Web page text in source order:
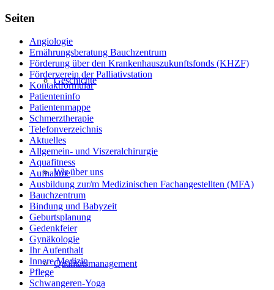
Geschichte
Wir über uns
Qualitätsmanagement
Seiten
Angiologie
Ernährungsberatung Bauchzentrum
Förderung über den Krankenhauszukunftsfonds (KHZF)
Förderverein der Palliativstation
Kontaktformular
Patienteninfo
Patientenmappe
Schmerztherapie
Telefonverzeichnis
Aktuelles
Allgemein- und Viszeralchirurgie
Aquafitness
Aufnahme
Ausbildung zur/m Medizinischen Fachangestellten (MFA)
Bauchzentrum
Bindung und Babyzeit
Geburtsplanung
Gedenkfeier
Gynäkologie
Ihr Aufenthalt
Innere Medizin
Pflege
Schwangeren-Yoga